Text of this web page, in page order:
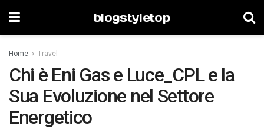
blogstyletop
Home Travel
Chi è Eni Gas e Luce_CPL e la
Sua Evoluzione nel Settore
Energetico